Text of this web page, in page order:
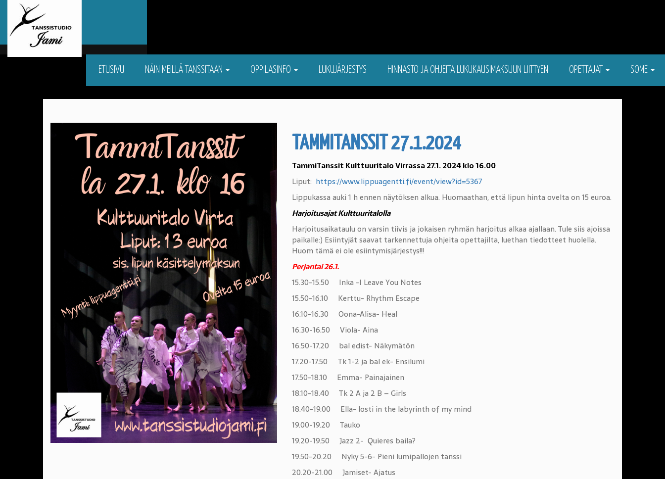
ETUSIVU NÄIN MEILLÄ TANSSITAAN OPPILASINFO LUKUJÄRJESTYS HINNASTO JA OHJEITA LUKUKAUSIMAKSUUN LIITTYEN OPETTAJAT SOME
TAMMITANSSIT 27.1.2024
TammiTanssit Kulttuuritalo Virrassa 27.1. 2024 klo 16.00
Liput: https://www.lippuagentti.fi/event/view?id=5367
Lippukassa auki 1 h ennen näytöksen alkua. Huomaathan, että lipun hinta ovelta on 15 euroa.
Harjoitusajat Kulttuuritalolla
Harjoitusaikataulu on varsin tiivis ja jokaisen ryhmän harjoitus alkaa ajallaan. Tule siis ajoissa
paikalle:) Esiintyjät saavat tarkennettuja ohjeita opettajilta, luethan tiedotteet huolella.
Huom tämä ei ole esiintymisjärjestys!!!
Perjantai 26.1.
15.30-15.50 Inka -I Leave You Notes
15.50-16.10 Kerttu- Rhythm Escape
16.10-16.30 Oona-Alisa- Heal
16.30-16.50 Viola- Aina
16.50-17.20 bal edist- Näkymätön
17.20-17.50 Tk 1-2 ja bal ek- Ensilumi
17.50-18.10 Emma- Painajainen
18.10-18.40 Tk 2 A ja 2 B – Girls
18.40-19.00 Ella- losti in the labyrinth of my mind
19.00-19.20 Tauko
19.20-19.50 Jazz 2- Quieres baila?
19.50-20.20 Nyky 5-6- Pieni lumipallojen tanssi
20.20-21.00 Jamiset- Ajatus